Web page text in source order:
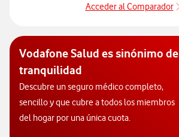
Acceder al Comparador
Vodafone Salud es sinónimo de
tranquilidad
Descubre un seguro médico completo,
sencillo y que cubre a todos los miembros
del hogar por una única cuota.